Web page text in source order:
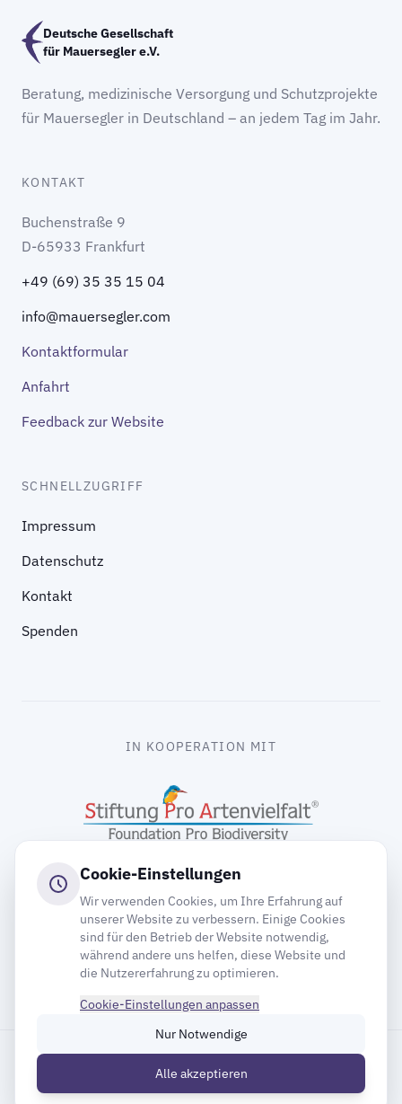
Deutsche Gesellschaft
für Mauersegler e.V.
Beratung, medizinische Versorgung und Schutzprojekte
für Mauersegler in Deutschland – an jedem Tag im Jahr.
KONTAKT
Buchenstraße 9
D-65933 Frankfurt
+49 (69) 35 35 15 04
info@mauersegler.com
Kontaktformular
Anfahrt
Feedback zur Website
SCHNELLZUGRIFF
Impressum
Datenschutz
Kontakt
Spenden
IN KOOPERATION MIT
gooding
Inhaltsverzeichnis
© 2026 Deutsche Gesellschaft für Mauersegler e.V.
Cookie-Einstellungen
Wir verwenden Cookies, um Ihre Erfahrung auf
unserer Website zu verbessern. Einige Cookies
sind für den Betrieb der Website notwendig,
während andere uns helfen, diese Website und
die Nutzererfahrung zu optimieren.
Cookie-Einstellungen anpassen
Nur Notwendige
Alle akzeptieren